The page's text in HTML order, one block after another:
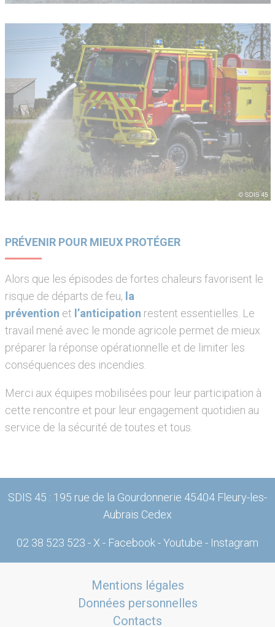
PRÉVENIR POUR MIEUX PROTÉGER
Alors que les épisodes de fortes chaleurs favorisent le
risque de départs de feu, la
prévention et l’anticipation restent essentielles. Le
travail mené avec le monde agricole permet de mieux
préparer la réponse opérationnelle et de limiter les
conséquences des incendies.
Merci aux équipes mobilisées pour leur participation à
cette rencontre et pour leur engagement quotidien au
service de la sécurité de toutes et tous.
SDIS 45 : 195 rue de la Gourdonnerie 45404 Fleury-les-
Aubrais Cedex
02 38 523 523 - X - Facebook-Youtube - Instagram
Mentions légales
Données personnelles
Contacts